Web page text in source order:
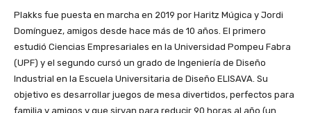
Plakks fue puesta en marcha en 2019 por Haritz Múgica y Jordi
Domínguez, amigos desde hace más de 10 años. El primero
estudió Ciencias Empresariales en la Universidad Pompeu Fabra
(UPF) y el segundo cursó un grado de Ingeniería de Diseño
Industrial en la Escuela Universitaria de Diseño ELISAVA. Su
objetivo es desarrollar juegos de mesa divertidos, perfectos para
familia y amigos y que sirvan para reducir 90 horas al año (un